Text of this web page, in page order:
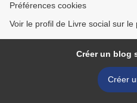
Préférences cookies
Voir le profil de Livre social sur le
Créer un blog
Créer